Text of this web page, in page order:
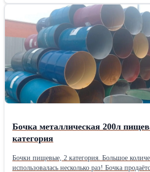
Автомобилистов проезд, 2/4 Время работы: с
пятницу с 9 до 18 часов, без обеда. Выходной:
воскресение.
Бочка металлическая 200л
категория
Бочки пищевые, 2 категория. Большое
использовалась несколько раз! Бочка